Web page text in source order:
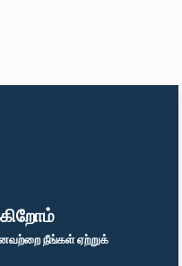
நீங்கள் ஏற்றுக்